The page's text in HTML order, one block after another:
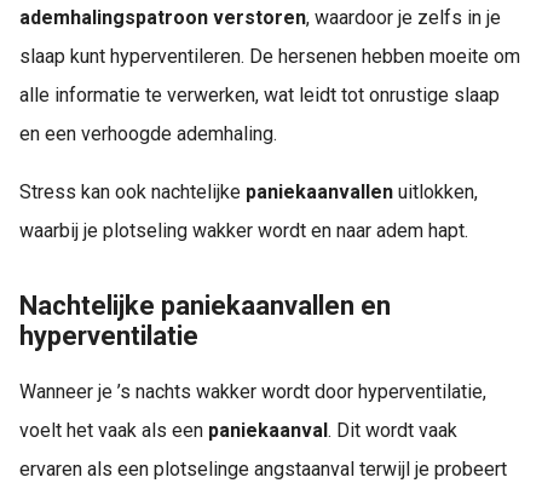
ademhalingspatroon verstoren, waardoor je zelfs in je
slaap kunt hyperventileren. De hersenen hebben moeite om
alle informatie te verwerken, wat leidt tot onrustige slaap
en een verhoogde ademhaling.
Stress kan ook nachtelijke paniekaanvallen uitlokken,
waarbij je plotseling wakker wordt en naar adem hapt.
Nachtelijke paniekaanvallen en
hyperventilatie
Wanneer je ’s nachts wakker wordt door hyperventilatie,
voelt het vaak als een paniekaanval . Dit wordt vaak
ervaren als een plotselinge angstaanval terwijl je probeert